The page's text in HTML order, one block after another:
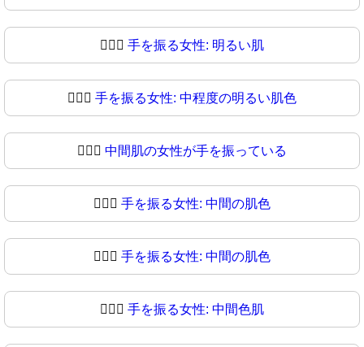
💁🏻‍♀ 手を振る女性: 明るい肌
💁🏼‍♀️ 手を振る女性: 中程度の明るい肌色
💁🏼‍♀ 中間肌の女性が手を振っている
💁🏽‍♀️ 手を振る女性: 中間の肌色
💁🏽‍♀ 手を振る女性: 中間の肌色
💁🏾‍♀️ 手を振る女性: 中間色肌